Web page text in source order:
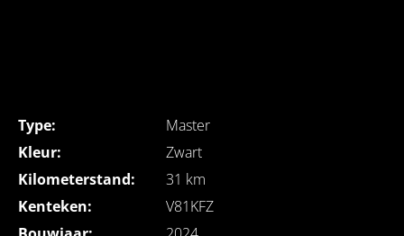
Type:
Master
Kleur:
Zwart
Kilometerstand:
31 km
Kenteken:
V81KFZ